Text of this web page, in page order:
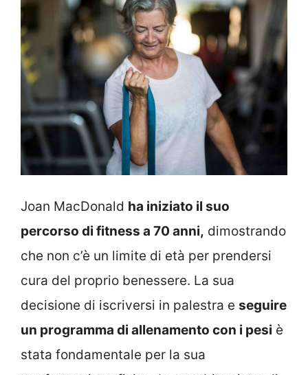
Joan MacDonald ha iniziato il suo
percorso di fitness a 70 anni, dimostrando
che non c’è un limite di età per prendersi
cura del proprio benessere. La sua
decisione di iscriversi in palestra e seguire
un programma di allenamento con i pesi è
stata fondamentale per la sua